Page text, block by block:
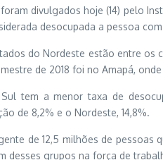
divulgados hoje (14) pelo
desocupada a pessoa
do Nordeste estão entre os
de 2018 foi no Amapá,
tem a menor taxa de
de 8,2% e o Nordeste, 14,8%.
de 12,5 milhões de pessoas
desses grupos na força de